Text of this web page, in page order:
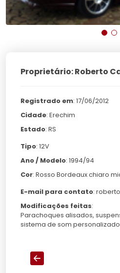
Proprietário: Roberto
Registrado em: 17/06/2012
Cidade: Erechim
Estado: RS
Tipo: 12V
Ano / Modelo: 1994/94
Cor: Rosso Bordeaux chiaro
E-mail para contato:
Modificações feitas:
Parachoques alisados,
sistema de som